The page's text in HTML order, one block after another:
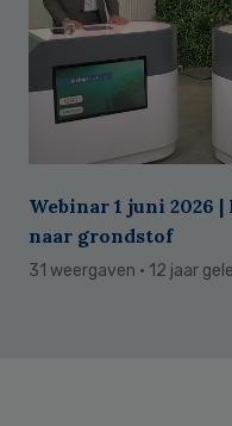
Webinar 1 juni 2026
naar grondstof
31 weergaven · 12 jaar